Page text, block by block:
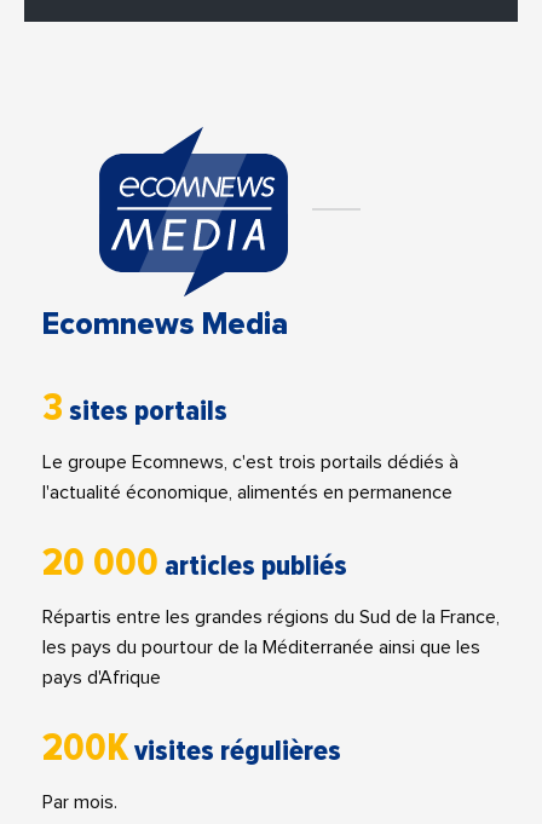
Ecomnews Media
3 sites portails
Le groupe Ecomnews, c'est trois portails dédiés à
l'actualité économique, alimentés en permanence
20 000 articles publiés
Répartis entre les grandes régions du Sud de la France,
les pays du pourtour de la Méditerranée ainsi que les
pays d'Afrique
200Kvisites régulières
Par mois.